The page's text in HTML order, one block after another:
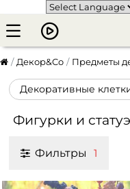
Декор&Co Предметы
Декоративные
Фигурки и
Фильтры 1